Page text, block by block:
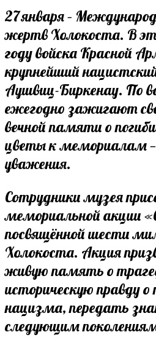
27 января –
жертв Холокоста. В
году войска Красной
крупнейший
Аушвиц-Биркенау. По
ежегодно зажигают
вечной памяти о
цветы к мемориалам —
уважения.
Сотрудники музея
мемориальной акции
посвящённой шести
Холокоста. Акция
живую память о
историческую правду о
нацизма, передать
следующим